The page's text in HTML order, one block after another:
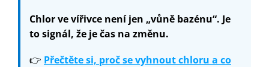
Chlor ve vířivce není jen „vůně bazénu“. Je
to signál, že je čas na změnu.
👉 Přečtěte si, proč se vyhnout chloru a co